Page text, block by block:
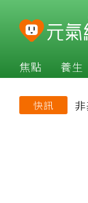
焦點 養生
快訊